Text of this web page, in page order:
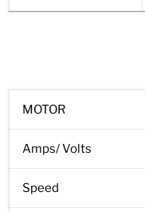
MOTOR
Amps/ Volts
Speed